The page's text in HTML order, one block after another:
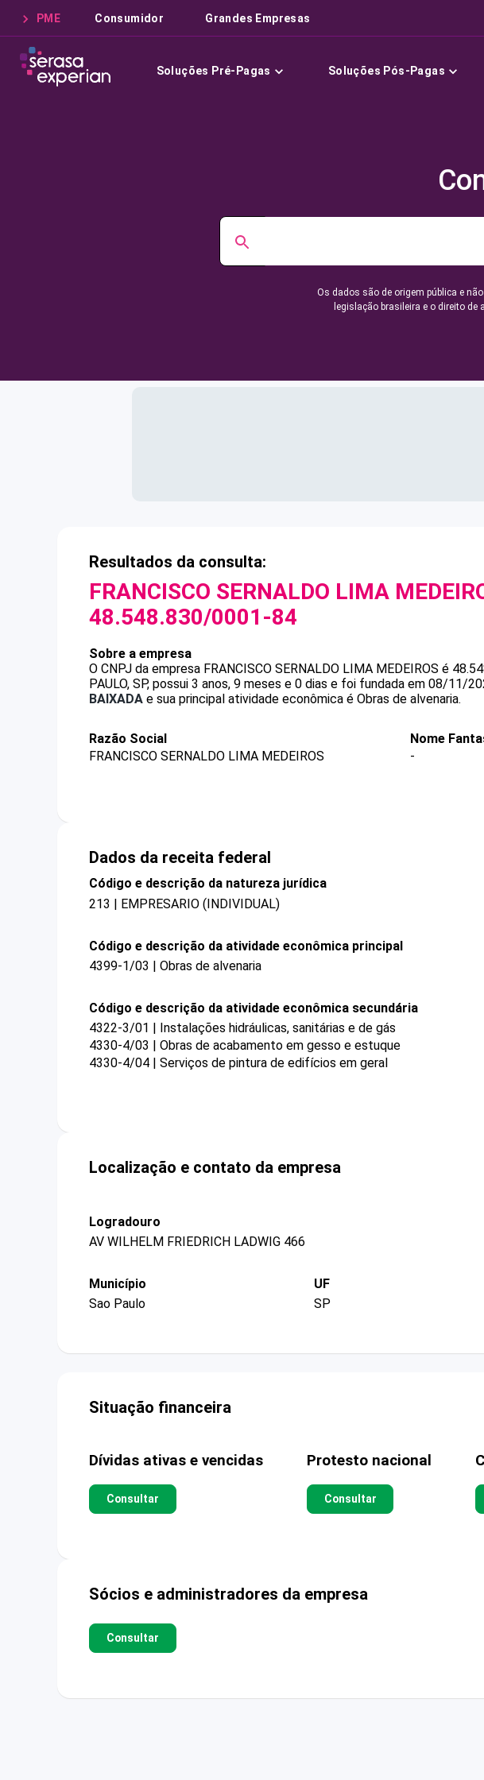
PME Consumidor Grandes Empresas
Soluções Pré-Pagas Soluções Pós-Pagas
Os dados são de origem pública e
legislação brasileira e o direito
Resultados da consulta:
FRANCISCO SERNALDO LIMA
48.548.830/0001-84
Sobre a empresa
O CNPJ da empresa FRANCISCO SERNALDO LIMA MEDEIROS é
PAULO, SP, possui 3 anos, 9 meses e 0 dias e foi fundada em 08/11/
BAIXADA e sua principal atividade econômica é Obras de alvenaria.
Razão Social
FRANCISCO SERNALDO LIMA MEDEIROS
Nome
-
Dados da receita federal
Código e descrição da natureza jurídica
213 | EMPRESARIO (INDIVIDUAL)
Código e descrição da atividade econômica principal
4399-1/03 | Obras de alvenaria
Código e descrição da atividade econômica secundária
4322-3/01 | Instalações hidráulicas, sanitárias e de gás
4330-4/03 | Obras de acabamento em gesso e estuque
4330-4/04 | Serviços de pintura de edifícios em geral
Localização e contato da empresa
Logradouro
AV WILHELM FRIEDRICH LADWIG 466
Município
Sao Paulo
UF
SP
Situação financeira
Dívidas ativas e vencidas
Consultar
Protesto nacional
Consultar
Sócios e administradores da empresa
Consultar